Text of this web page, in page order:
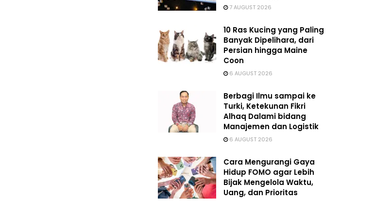
7 AUGUST 2026
10 Ras Kucing yang Paling
Banyak Dipelihara, dari
Persian hingga Maine
Coon
6 AUGUST 2026
Berbagi Ilmu sampai ke
Turki, Ketekunan Fikri
Alhaq Dalami bidang
Manajemen dan Logistik
6 AUGUST 2026
Cara Mengurangi Gaya
Hidup FOMO agar Lebih
Bijak Mengelola Waktu,
Uang, dan Prioritas